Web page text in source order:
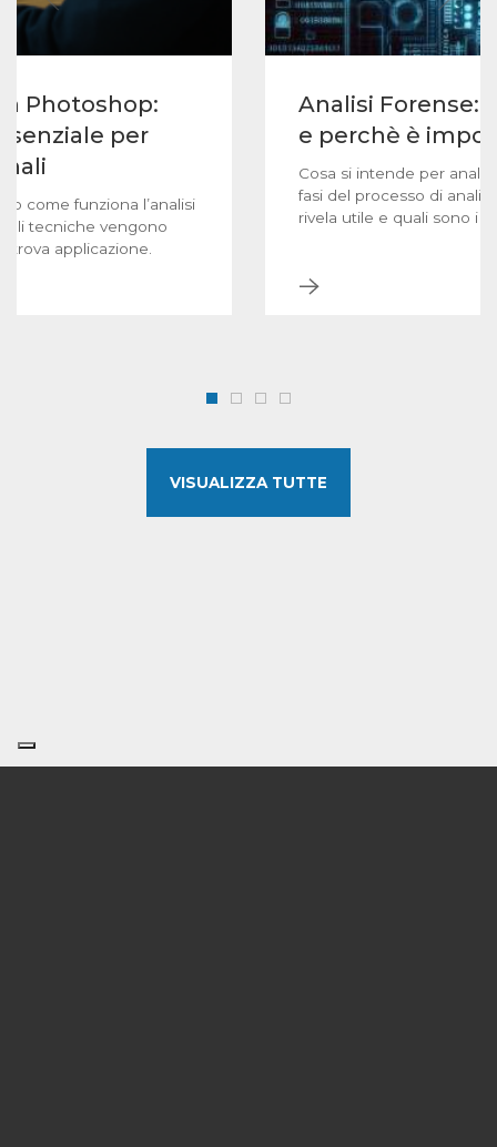
Photoshop:
per
come funziona l’analisi
tecniche vengono
trova applicazione.
Analisi Forense:
e perchè è
Cosa si intende per
fasi del processo di
rivela utile e quali sono i
VISUALIZZA TUTTE